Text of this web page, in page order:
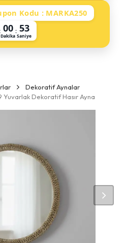
Kodu : MARKA250
00
Dakika
: 53
Saniye
Dekoratif Aynalar
Yuvarlak Dekoratif Hasır Ayna